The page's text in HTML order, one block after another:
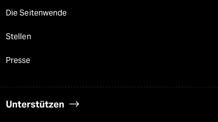
Die Seitenwende
Stellen
Presse
Unterstützen